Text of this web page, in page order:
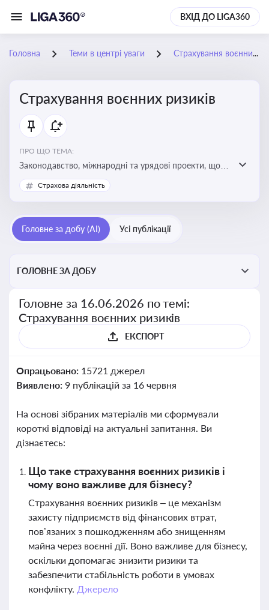
ВХІД ДО LIGA360
Головна Теми в центрі уваги Страхування воєнних ризиків
Страхування воєнних ризиків
ПРО ЩО ТЕМА:
Законодавство, міжнародні та урядові проекти, що
визначають та знижують воєнні ризики для власників
майна, боржників та кредиторів
Страхова діяльність
Головне за добу (AI) Усі публікації
ГОЛОВНЕ ЗА ДОБУ
Головне за 16.06.2026 по темі:
Страхування воєнних ризиків
ЕКСПОРТ
Опрацьовано: 15721 джерел
Виявлено: 9 публікацій за 16 червня
На основі зібраних матеріалів ми сформували
короткі відповіді на актуальні запитання. Ви
дізнаєтесь:
Що таке страхування воєнних ризиків і
чому воно важливе для бізнесу?
Страхування воєнних ризиків – це механізм
захисту підприємств від фінансових втрат,
пов’язаних з пошкодженням або знищенням
майна через воєнні дії. Воно важливе для бізнесу,
оскільки допомагає знизити ризики та
забезпечити стабільність роботи в умовах
конфлікту. Джерело